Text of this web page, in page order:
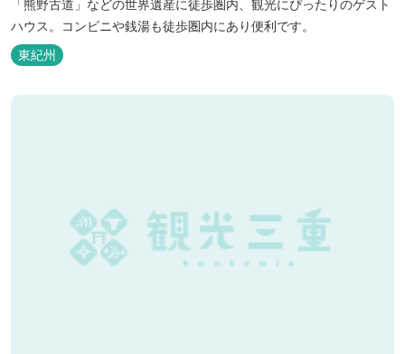
「熊野古道」などの世界遺産に徒歩圏内、観光にぴったりのゲスト
ハウス。コンビニや銭湯も徒歩圏内にあり便利です。
東紀州